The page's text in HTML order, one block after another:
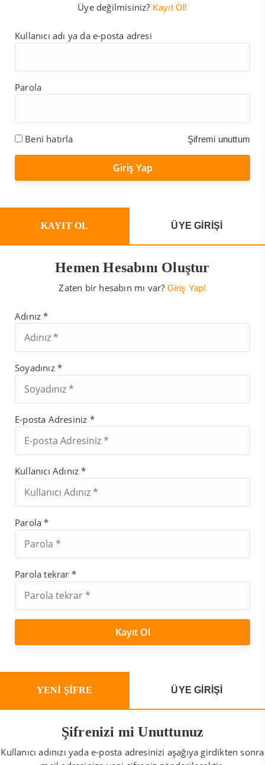
Üye değilmisiniz? Kayıt Ol!
Kullanıcı adı ya da e-posta adresi
Parola
Beni hatırla Şifremi unuttum
KAYIT OL ÜYE GİRİŞİ
Hemen Hesabını Oluştur
Zaten bir hesabın mı var? Giriş Yap!
Adınız *
Soyadınız *
E-posta Adresiniz *
Kullanıcı Adınız *
Parola *
Parola tekrar *
YENİ ŞİFRE ÜYE GİRİŞİ
Şifrenizi mi Unuttunuz
Kullanıcı adınızı yada e-posta adresinizi aşağıya girdikten sonra